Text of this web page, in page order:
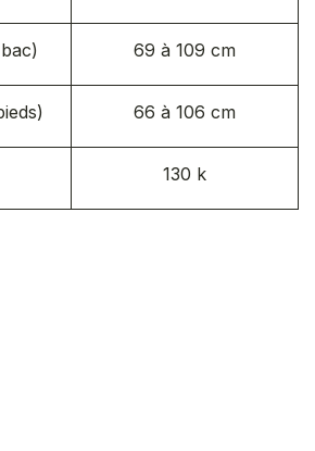
69 à 109 cm
66 à 106 cm
130 k